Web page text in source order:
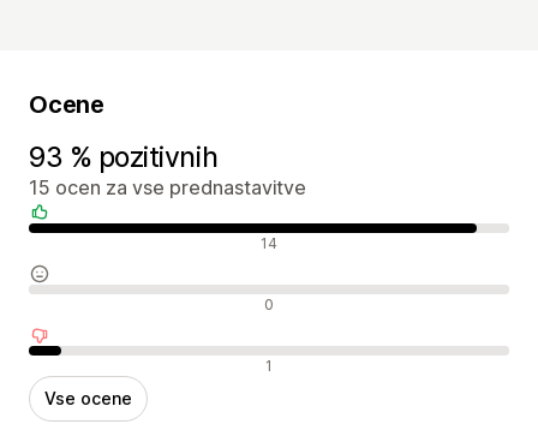
Ocene
93 % pozitivnih
15 ocen za vse prednastavitve
Pozitivne ocene 14
Nevtralne ocene 0
Negativne ocene 1
Vse ocene